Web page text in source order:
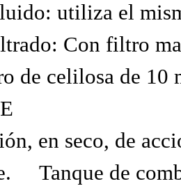
utiliza el
Con filtro
de celilosa de 10
en seco, de
Tanque de